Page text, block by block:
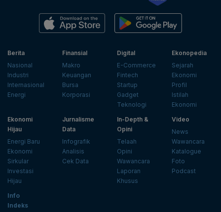
Berita
Nasional
Industri
Internasional
Energi
Finansial
Makro
Keuangan
Bursa
Korporasi
Digital
E-Commerce
Fintech
Startup
Gadget
Teknologi
Ekonopedia
Sejarah
Ekonomi
Profil
Istilah
Ekonomi
Ekonomi
Hijau
Energi Baru
Ekonomi
Sirkular
Investasi
Hijau
Jurnalisme
Data
Infografik
Analisis
Cek Data
In-Depth &
Opini
Telaah
Opini
Wawancara
Laporan
Khusus
Video
News
Wawancara
Katalogue
Foto
Podcast
Info
Indeks